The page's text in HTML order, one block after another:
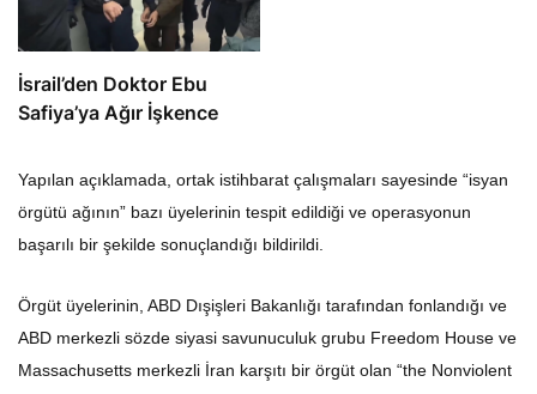
İsrail’den Doktor Ebu
Safiya’ya Ağır İşkence
Yapılan açıklamada, ortak istihbarat çalışmaları sayesinde “isyan
örgütü ağının” bazı üyelerinin tespit edildiği ve operasyonun
başarılı bir şekilde sonuçlandığı bildirildi.
Örgüt üyelerinin, ABD Dışişleri Bakanlığı tarafından fonlandığı ve
ABD merkezli sözde siyasi savunuculuk grubu Freedom House ve
Massachusetts merkezli İran karşıtı bir örgüt olan “the Nonviolent